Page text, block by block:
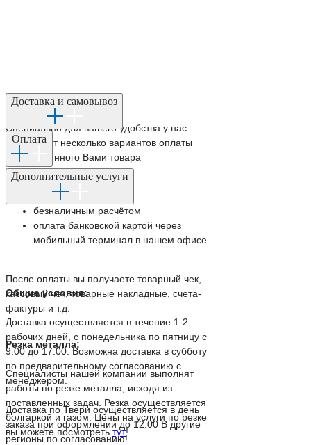
Общие условия:
Доставка осуществляется в течение 1-2
рабочих дней, с понедельника по пятницу с
9:00 до 17:00. Возможна доставка в субботу
по предварительному согласованию с
менеджером.
Доставка по Твери осуществляется в день
заказа при оформлении до 12:00 В другие
регионы по согласованию!
Способы оплаты:
Специально для вашего удобства у нас
существует несколько вариантов оплаты
приобретённого Вами товара
наличным расчётом
безналичным расчётом
оплата банковской картой через
мобильный терминал в нашем офисе
После оплаты вы получаете товарный чек,
кассовый чек, товарные накладные, счета-
фактуры и т.д.
Резка металла:
Специалисты нашей компании выполнят
работы по резке металла, исходя из
поставленных задач. Резка осуществляется
болгаркой и газом. Цены на услуги по резке
вы можете посмотретьтут!
Доставка и самовывоз
Оплата
Дополнительные услуги